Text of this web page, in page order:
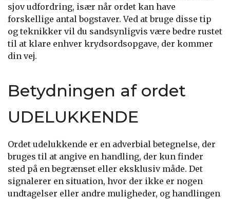
sjov udfordring, især når ordet kan have
forskellige antal bogstaver. Ved at bruge disse tip
og teknikker vil du sandsynligvis være bedre rustet
til at klare enhver krydsordsopgave, der kommer
din vej.
Betydningen af ordet
UDELUKKENDE
Ordet udelukkende er en adverbial betegnelse, der
bruges til at angive en handling, der kun finder
sted på en begrænset eller eksklusiv måde. Det
signalerer en situation, hvor der ikke er nogen
undtagelser eller andre muligheder, og handlingen